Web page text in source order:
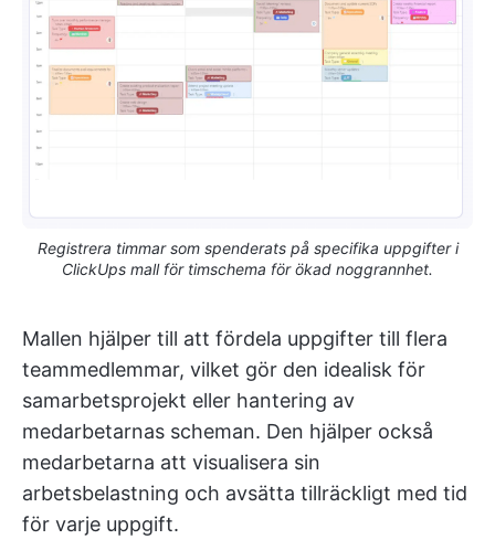
Registrera timmar som spenderats på specifika uppgifter i
ClickUps mall för timschema för ökad noggrannhet.
Mallen hjälper till att fördela uppgifter till flera
teammedlemmar, vilket gör den idealisk för
samarbetsprojekt eller hantering av
medarbetarnas scheman. Den hjälper också
medarbetarna att visualisera sin
arbetsbelastning och avsätta tillräckligt med tid
för varje uppgift.